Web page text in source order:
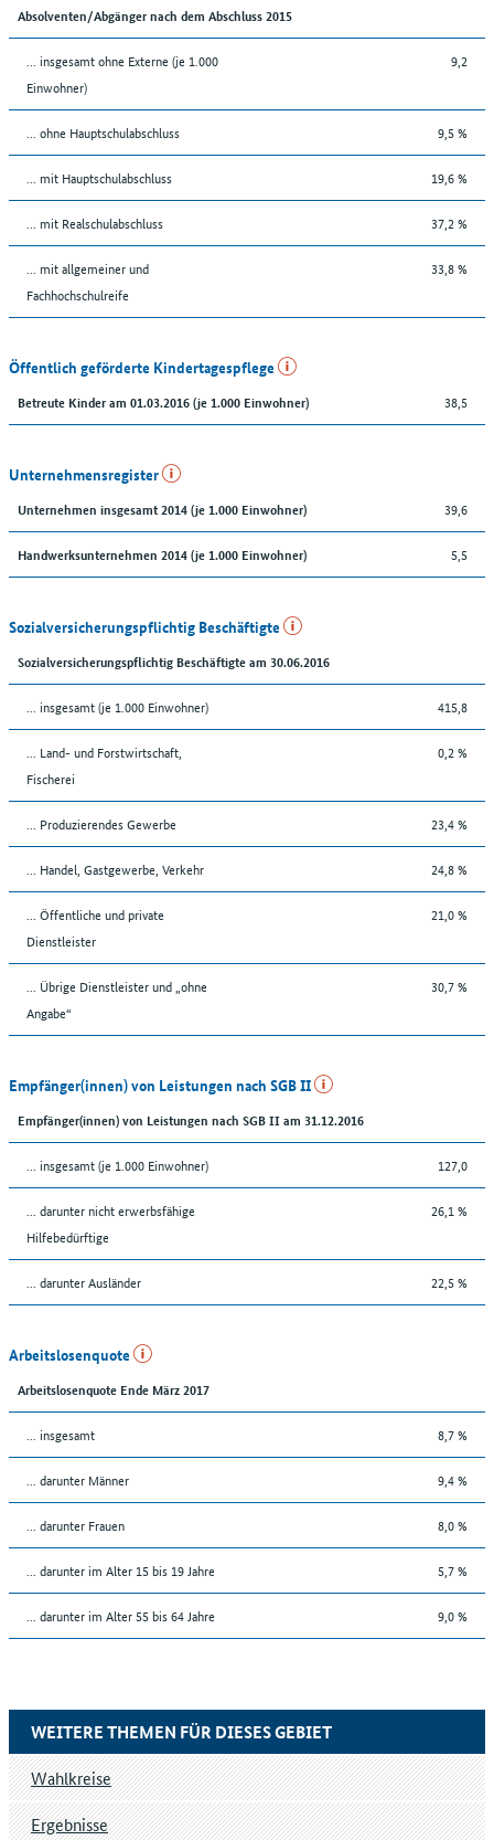
Absolventen/Abgänger nach dem Abschluss 2015
... insgesamt ohne Externe (je 1.000
Einwohner)
9,2
... ohne Hauptschulabschluss 9,5 %
... mit Hauptschulabschluss 19,6 %
... mit Realschulabschluss 37,2 %
... mit allgemeiner und
Fachhochschulreife
33,8 %
Öffentlich geförderte Kindertagespflege
Betreute Kinder am 01.03.2016 (je 1.000 Einwohner) 38,5
Unternehmensregister
Unternehmen insgesamt 2014 (je 1.000 Einwohner) 39,6
Handwerksunternehmen 2014 (je 1.000 Einwohner) 5,5
Sozialversicherungspflichtig Beschäftigte
Sozialversicherungspflichtig Beschäftigte am 30.06.2016
... insgesamt (je 1.000 Einwohner) 415,8
... Land- und Forstwirtschaft,
Fischerei
0,2 %
... Produzierendes Gewerbe 23,4 %
... Handel, Gastgewerbe, Verkehr 24,8 %
... Öffentliche und private
Dienstleister
21,0 %
... Übrige Dienstleister und „ohne
Angabe“
30,7 %
Empfänger(innen) von Leistungen nach SGB II
Empfänger(innen) von Leistungen nach SGB II am 31.12.2016
... insgesamt (je 1.000 Einwohner) 127,0
... darunter nicht erwerbsfähige
Hilfebedürftige
26,1 %
... darunter Ausländer 22,5 %
Arbeitslosenquote
Arbeitslosenquote Ende März 2017
... insgesamt 8,7 %
... darunter Männer 9,4 %
... darunter Frauen 8,0 %
... darunter im Alter 15 bis 19 Jahre 5,7 %
... darunter im Alter 55 bis 64 Jahre 9,0 %
WEITERE THEMEN FÜR DIESES GEBIET
Wahlkreise
Ergebnisse